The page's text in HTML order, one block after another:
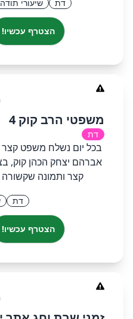
דת שיעורי תודה
הצטרף עכשיו!
משפטי הרב קוק 4
דת
בכל יום נשלח משפט
אברהם יצחק הכהן קוק,
קצר ותמונה שקשורה
דת
הצטרף עכשיו!